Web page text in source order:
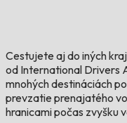
Cestujete aj do iných
od International Drivers
mnohých destináciách
prevzatie prenajatého
hranicami počas zvyšku